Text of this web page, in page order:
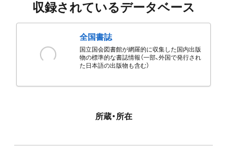
収録されているデータベース
全国書誌
国立国会図書館が網羅的に収集した国内出版
物の標準的な書誌情報（一部、外国で発行され
た日本語の出版物も含む）
所蔵・所在